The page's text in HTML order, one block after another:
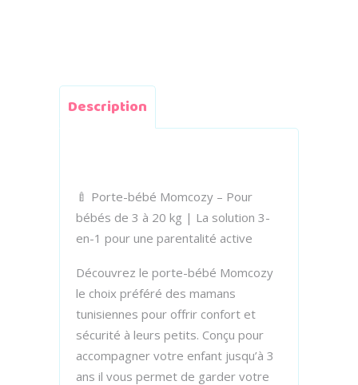
Description
🍼 Porte-bébé Momcozy – Pour
bébés de 3 à 20 kg | La solution 3-
en-1 pour une parentalité active
Découvrez le porte-bébé Momcozy
le choix préféré des mamans
tunisiennes pour offrir confort et
sécurité à leurs petits. Conçu pour
accompagner votre enfant jusqu’à 3
ans il vous permet de garder votre